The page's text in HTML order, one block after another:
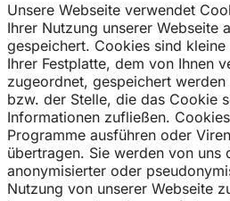
Unsere Webseite verwendet
Ihrer Nutzung unserer Webseite
gespeichert. Cookies sind
Ihrer Festplatte, dem von Ihnen
zugeordnet, gespeichert
bzw. der Stelle, die das Cookie
Informationen zufließen.
Programme ausführen oder
übertragen. Sie werden von uns
anonymisierter oder
Nutzung von unserer Webseite